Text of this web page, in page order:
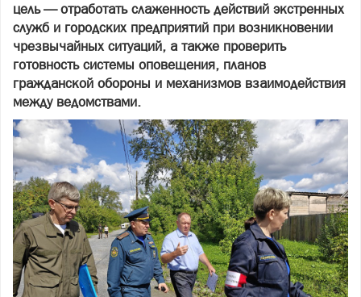
цель — отработать слаженность действий экстренных
служб и городских предприятий при возникновении
чрезвычайных ситуаций, а также проверить
готовность системы оповещения, планов
гражданской обороны и механизмов взаимодействия
между ведомствами.